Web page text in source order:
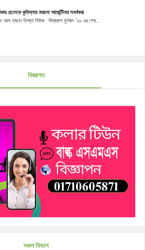
ছেলেকে কুমিল্লায় মারলো আর্জেন্টিনার সমর্থকরা
আল হাছান তিস্তা নিউজ : বিশ্বকাপ ফুটবল '২৬ এর শেষ...
বিজ্ঞাপন
সকল বিভাগ